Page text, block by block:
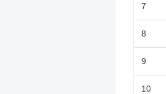
7
8
9
10